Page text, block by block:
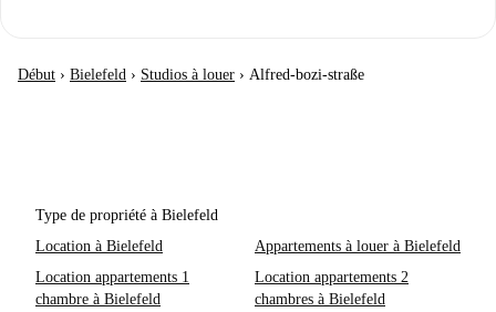
Début › Bielefeld › Studios à louer › Alfred-bozi-straße
Type de propriété à Bielefeld
Location à Bielefeld
Appartements à louer à Bielefeld
Location appartements 1
chambre à Bielefeld
Location appartements 2
chambres à Bielefeld